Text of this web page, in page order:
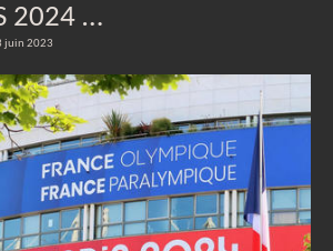
2024 …
juin 2023